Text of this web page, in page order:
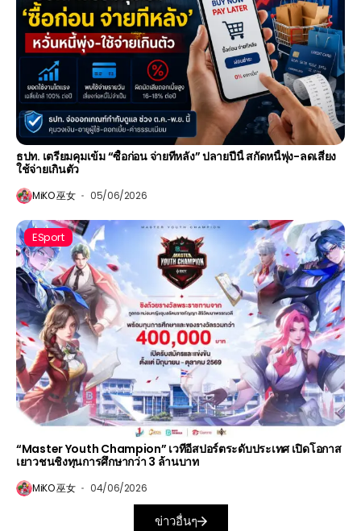
ธปท. เตรียมคุมเข้ม “ซื้อก่อน จ่ายทีหลัง” ปลายปีนี้ สกัดหนี้พุ่ง-ลดเสี่ยง
ใช้จ่ายเกินตัว
MiKO 巫女 05/06/2026
ESport
“Master Youth Champion” เวทีอีสปอร์ตระดับประเทศ เปิดโอกาส
เยาวชนชิงทุนการศึกษากว่า 3 ล้านบาท
MiKO 巫女 04/06/2026
ข่าวอื่นๆ